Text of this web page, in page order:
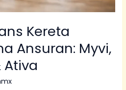
Kereta
Ansuran: Myvi,
Ativa